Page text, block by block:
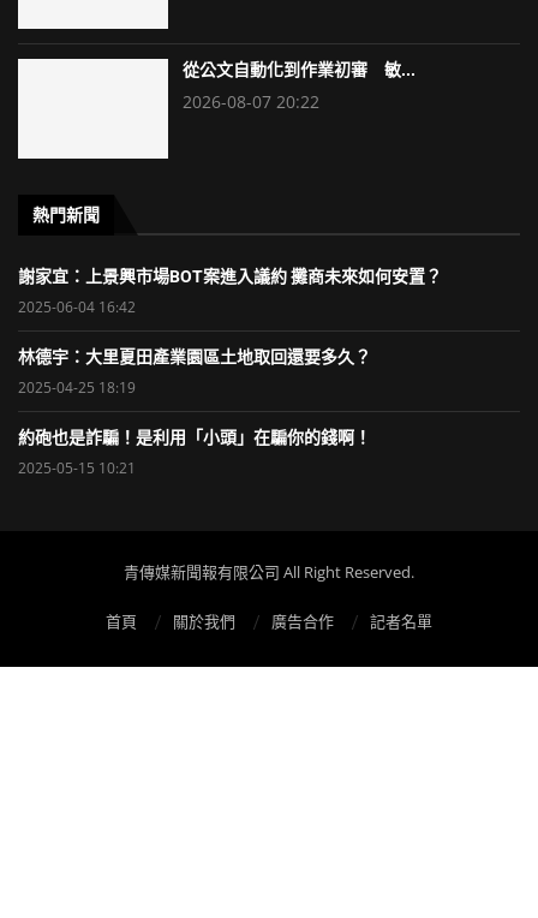
從公文自動化到作業初審 敏...
2026-08-07 20:22
熱門新聞
謝家宜：上景興市場BOT案進入議約 攤商未來如何安置？
2025-06-04 16:42
林德宇：大里夏田產業園區土地取回還要多久？
2025-04-25 18:19
約砲也是詐騙！是利用「小頭」在騙你的錢啊！
2025-05-15 10:21
青傳媒新聞報有限公司 All Right Reserved.
首頁 關於我們 廣告合作 記者名單